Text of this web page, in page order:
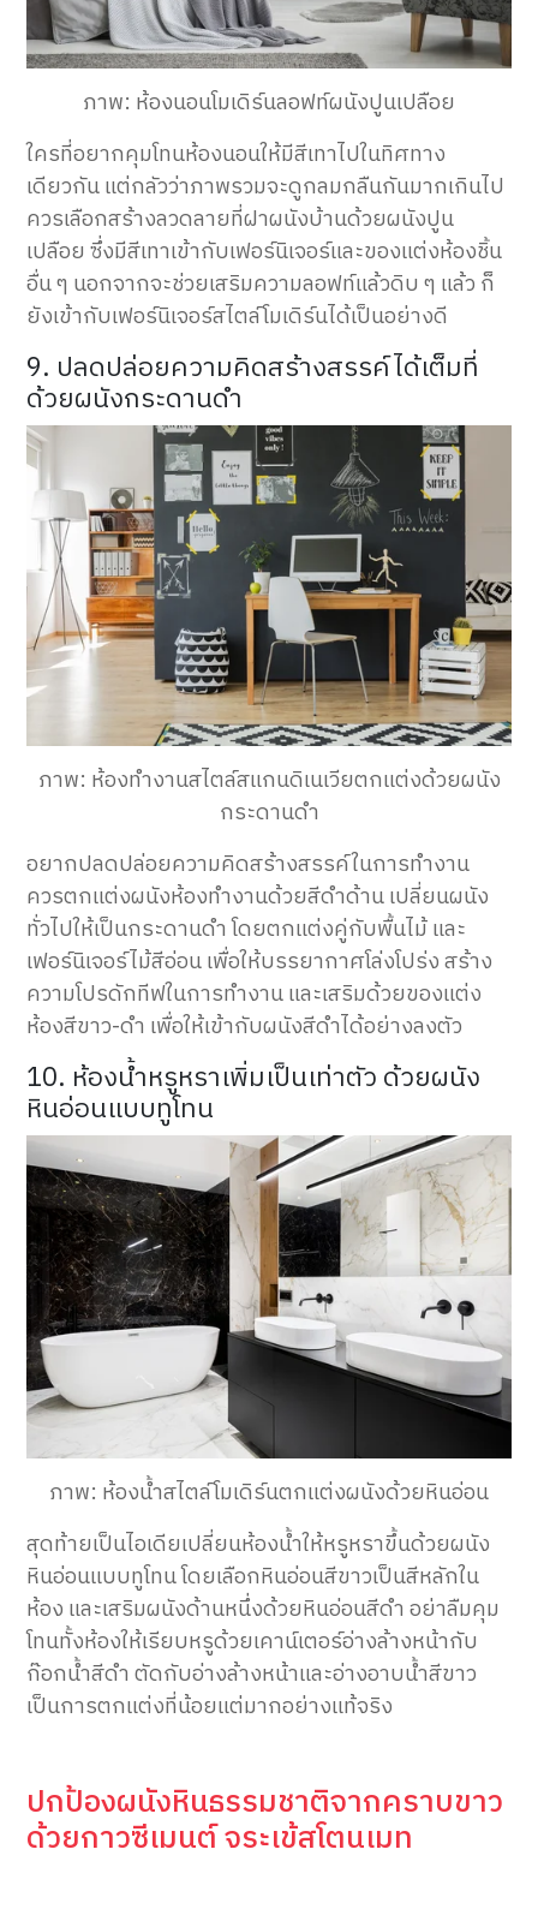
ภาพ: ห้องนอนโมเดิร์นลอฟท์ผนังปูนเปลือย
ใครที่อยากคุมโทนห้องนอนให้มีสีเทาไปในทิศทาง
เดียวกัน แต่กลัวว่าภาพรวมจะดูกลมกลืนกันมากเกินไป
ควรเลือกสร้างลวดลายที่ฝาผนังบ้านด้วยผนังปูน
เปลือย ซึ่งมีสีเทาเข้ากับเฟอร์นิเจอร์และของแต่งห้องชิ้น
อื่น ๆ นอกจากจะช่วยเสริมความลอฟท์แล้วดิบ ๆ แล้ว ก็
ยังเข้ากับเฟอร์นิเจอร์สไตล์โมเดิร์นได้เป็นอย่างดี
9. ปลดปล่อยความคิดสร้างสรรค์ได้เต็มที่
ด้วยผนังกระดานดำ
ภาพ: ห้องทำงานสไตล์สแกนดิเนเวียตกแต่งด้วยผนัง
กระดานดำ
อยากปลดปล่อยความคิดสร้างสรรค์ในการทำงาน
ควรตกแต่งผนังห้องทำงานด้วยสีดำด้าน เปลี่ยนผนัง
ทั่วไปให้เป็นกระดานดำ โดยตกแต่งคู่กับพื้นไม้ และ
เฟอร์นิเจอร์ไม้สีอ่อน เพื่อให้บรรยากาศโล่งโปร่ง สร้าง
ความโปรดักทีฟในการทำงาน และเสริมด้วยของแต่ง
ห้องสีขาว-ดำ เพื่อให้เข้ากับผนังสีดำได้อย่างลงตัว
10. ห้องน้ำหรูหราเพิ่มเป็นเท่าตัว ด้วยผนัง
หินอ่อนแบบทูโทน
ภาพ: ห้องน้ำสไตล์โมเดิร์นตกแต่งผนังด้วยหินอ่อน
สุดท้ายเป็นไอเดียเปลี่ยนห้องน้ำให้หรูหราขึ้นด้วยผนัง
หินอ่อนแบบทูโทน โดยเลือกหินอ่อนสีขาวเป็นสีหลักใน
ห้อง และเสริมผนังด้านหนึ่งด้วยหินอ่อนสีดำ อย่าลืมคุม
โทนทั้งห้องให้เรียบหรูด้วยเคาน์เตอร์อ่างล้างหน้ากับ
ก๊อกน้ำสีดำ ตัดกับอ่างล้างหน้าและอ่างอาบน้ำสีขาว
เป็นการตกแต่งที่น้อยแต่มากอย่างแท้จริง
ปกป้องผนังหินธรรมชาติจากคราบขาว
ด้วยกาวซีเมนต์ จระเข้สโตนเมท